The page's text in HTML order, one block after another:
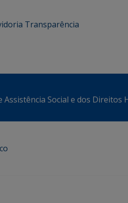
Transparência
Assistência Social e dos Direitos